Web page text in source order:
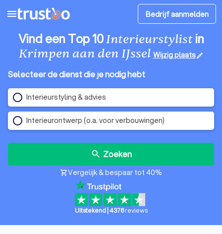
menu Bedrijf aanmelden
Vind een Top 10Interieurstylistin
Krimpen aan den IJssel Wijzig plaatsedit
Selecteer de dienst die je nodig hebt
Interieurstyling & advies
Interieurontwerp (o.a. voor verbouwingen)
search Zoeken
shopping_cartVergelijk & bespaar tot 40%
Uitstekend| 4378 reviews